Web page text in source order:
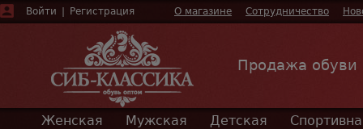
Войти Регистрация О магазине Сотрудничество
Продажа
Женская Мужская Детская